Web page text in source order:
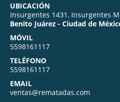
UBICACIÓN
Insurgentes 1431, Insurgentes
Benito Juárez - Ciudad de
MÓVIL
5598161117
TELÉFONO
5598161117
EMAIL
ventas@rematadas.com